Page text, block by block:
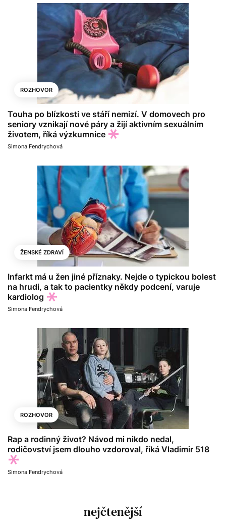
ROZHOVOR
Touha po blízkosti ve stáří nemizí. V domovech pro
seniory vznikají nové páry a žijí aktivním sexuálním
životem, říká výzkumnice
Simona Fendrychová
ŽENSKÉ ZDRAVÍ
Infarkt má u žen jiné příznaky. Nejde o typickou bolest
na hrudi, a tak to pacientky někdy podcení, varuje
kardiolog
Simona Fendrychová
ROZHOVOR
Rap a rodinný život? Návod mi nikdo nedal,
rodičovství jsem dlouho vzdoroval, říká Vladimir 518
Simona Fendrychová
nejčtenější